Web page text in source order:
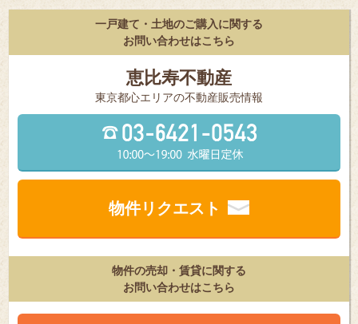
一戸建て・土地のご購入に関する
お問い合わせはこちら
恵比寿不動産
東京都⼼エリアの不動産販売情報
物件リクエスト
物件の売却・賃貸に関する
お問い合わせはこちら